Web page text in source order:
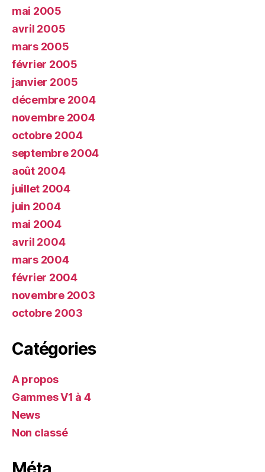
mai 2005
avril 2005
mars 2005
février 2005
janvier 2005
décembre 2004
novembre 2004
octobre 2004
septembre 2004
août 2004
juillet 2004
juin 2004
mai 2004
avril 2004
mars 2004
février 2004
novembre 2003
octobre 2003
Catégories
A propos
Gammes V1 à 4
News
Non classé